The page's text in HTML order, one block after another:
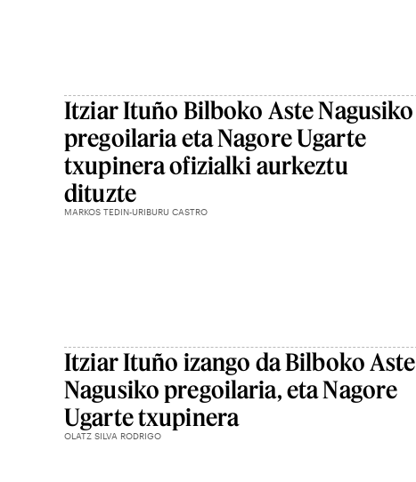
Itziar Ituño Bilboko Aste Nagusiko
pregoilaria eta Nagore Ugarte
txupinera ofizialki aurkeztu
dituzte
MARKOS TEDIN-URIBURU CASTRO
Itziar Ituño izango da Bilboko Aste
Nagusiko pregoilaria, eta Nagore
Ugarte txupinera
OLATZ SILVA RODRIGO